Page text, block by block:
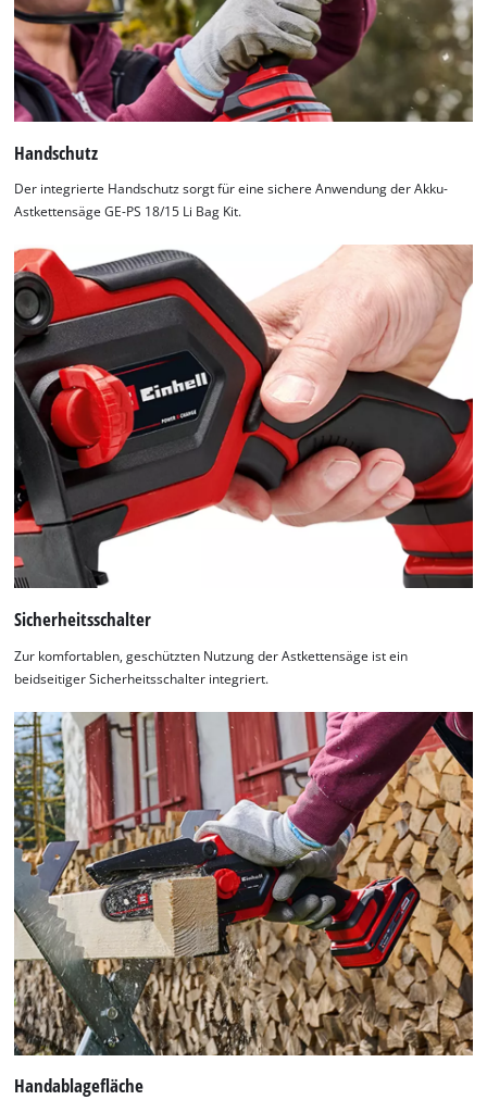
Handschutz
Der integrierte Handschutz sorgt für eine sichere Anwendung der Akku-
Astkettensäge GE-PS 18/15 Li Bag Kit.
Sicherheitsschalter
Zur komfortablen, geschützten Nutzung der Astkettensäge ist ein
beidseitiger Sicherheitsschalter integriert.
Handablagefläche